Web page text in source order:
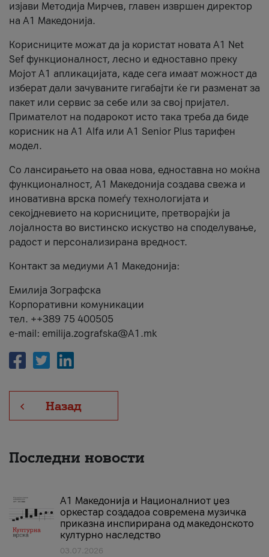
изјави Методија Мирчев, главен извршен директор
на А1 Македонија.
Корисниците можат да ја користат новата А1 Net
Sef функционалност, лесно и едноставно преку
Мојот А1 апликацијата, каде сега имаат можност да
изберат дали зачуваните гигабајти ќе ги разменат за
пакет или сервис за себе или за свој пријател.
Примателот на подарокот исто така треба да биде
корисник на А1 Alfa или A1 Senior Plus тарифен
модел.
Со лансирањето на оваа нова, едноставна но моќна
функционалност, А1 Македонија создава свежа и
иновативна врска помеѓу технологијата и
секојдневието на корисниците, претворајќи ја
лојалноста во вистинско искуство на споделување,
радост и персонализирана вредност.
Контакт за медиуми А1 Македонија:
Емилија Зографска
Корпоративни комуникации
тел. ++389 75 400505
e-mail: emilija.zografska@A1.mk
Назад
Последни новости
А1 Македонија и Националниот џез
оркестар создадоа современа музичка
приказна инспирирана од македонското
културно наследство
03.07.2026